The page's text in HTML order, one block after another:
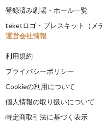
登録済み劇場・ホール一覧
teketロゴ・プレスキット（メ
運営会社情報
利用規約
プライバシーポリシー
Cookieの利用について
個人情報の取り扱いについて
特定商取引法に基づく表示